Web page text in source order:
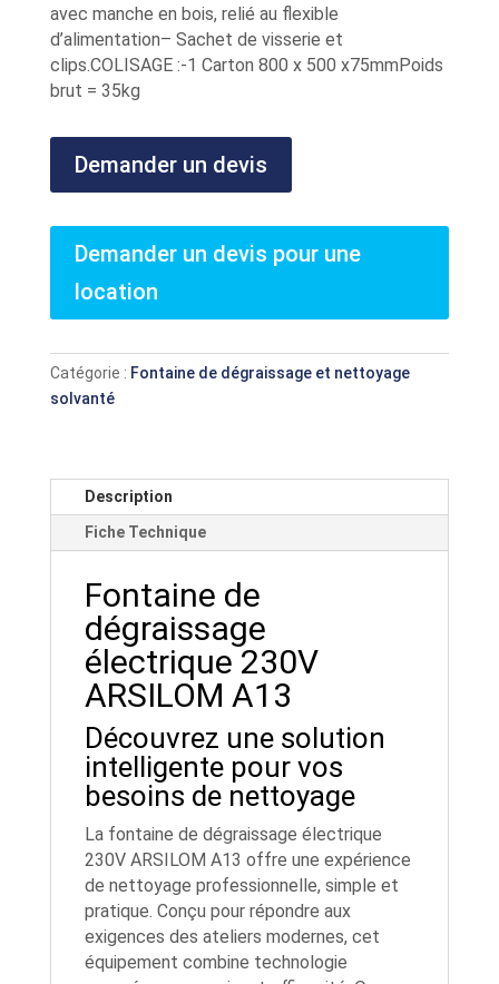
avec manche en bois, relié au flexible
d’alimentation– Sachet de visserie et
clips.COLISAGE :-1 Carton 800 x 500 x75mmPoids
brut = 35kg
Demander un devis
Demander un devis pour une
location
Catégorie : Fontaine de dégraissage et nettoyage
solvanté
Description
Fiche Technique
Fontaine de
dégraissage
électrique 230V
ARSILOM A13
Découvrez une solution
intelligente pour vos
besoins de nettoyage
La fontaine de dégraissage électrique
230V ARSILOM A13 offre une expérience
de nettoyage professionnelle, simple et
pratique. Conçu pour répondre aux
exigences des ateliers modernes, cet
équipement combine technologie